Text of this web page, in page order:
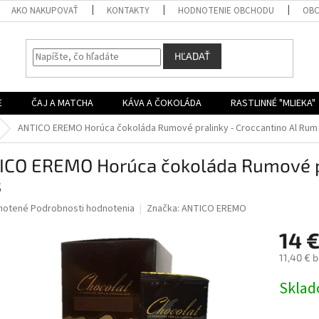
AKO NAKUPOVAŤ KONTAKTY HODNOTENIE OBCHODU
HĽADAŤ
ČAJ A MATCHA KÁVA A ČOKOLÁDA RASTLINNÉ "MLIEKA"
ANTICO EREMO Horúca čokoláda Rumové pralinky - Croccantino Al
EREMO Horúca čokoláda
Podrobnosti hodnotenia Značka: ANTICO EREMO
14 €
11,40 €
cena: